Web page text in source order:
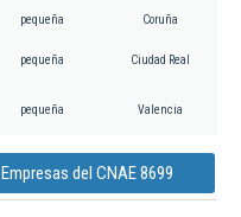
pequeña Coruña
pequeña Ciudad Real
pequeña Valencia
del CNAE 8699